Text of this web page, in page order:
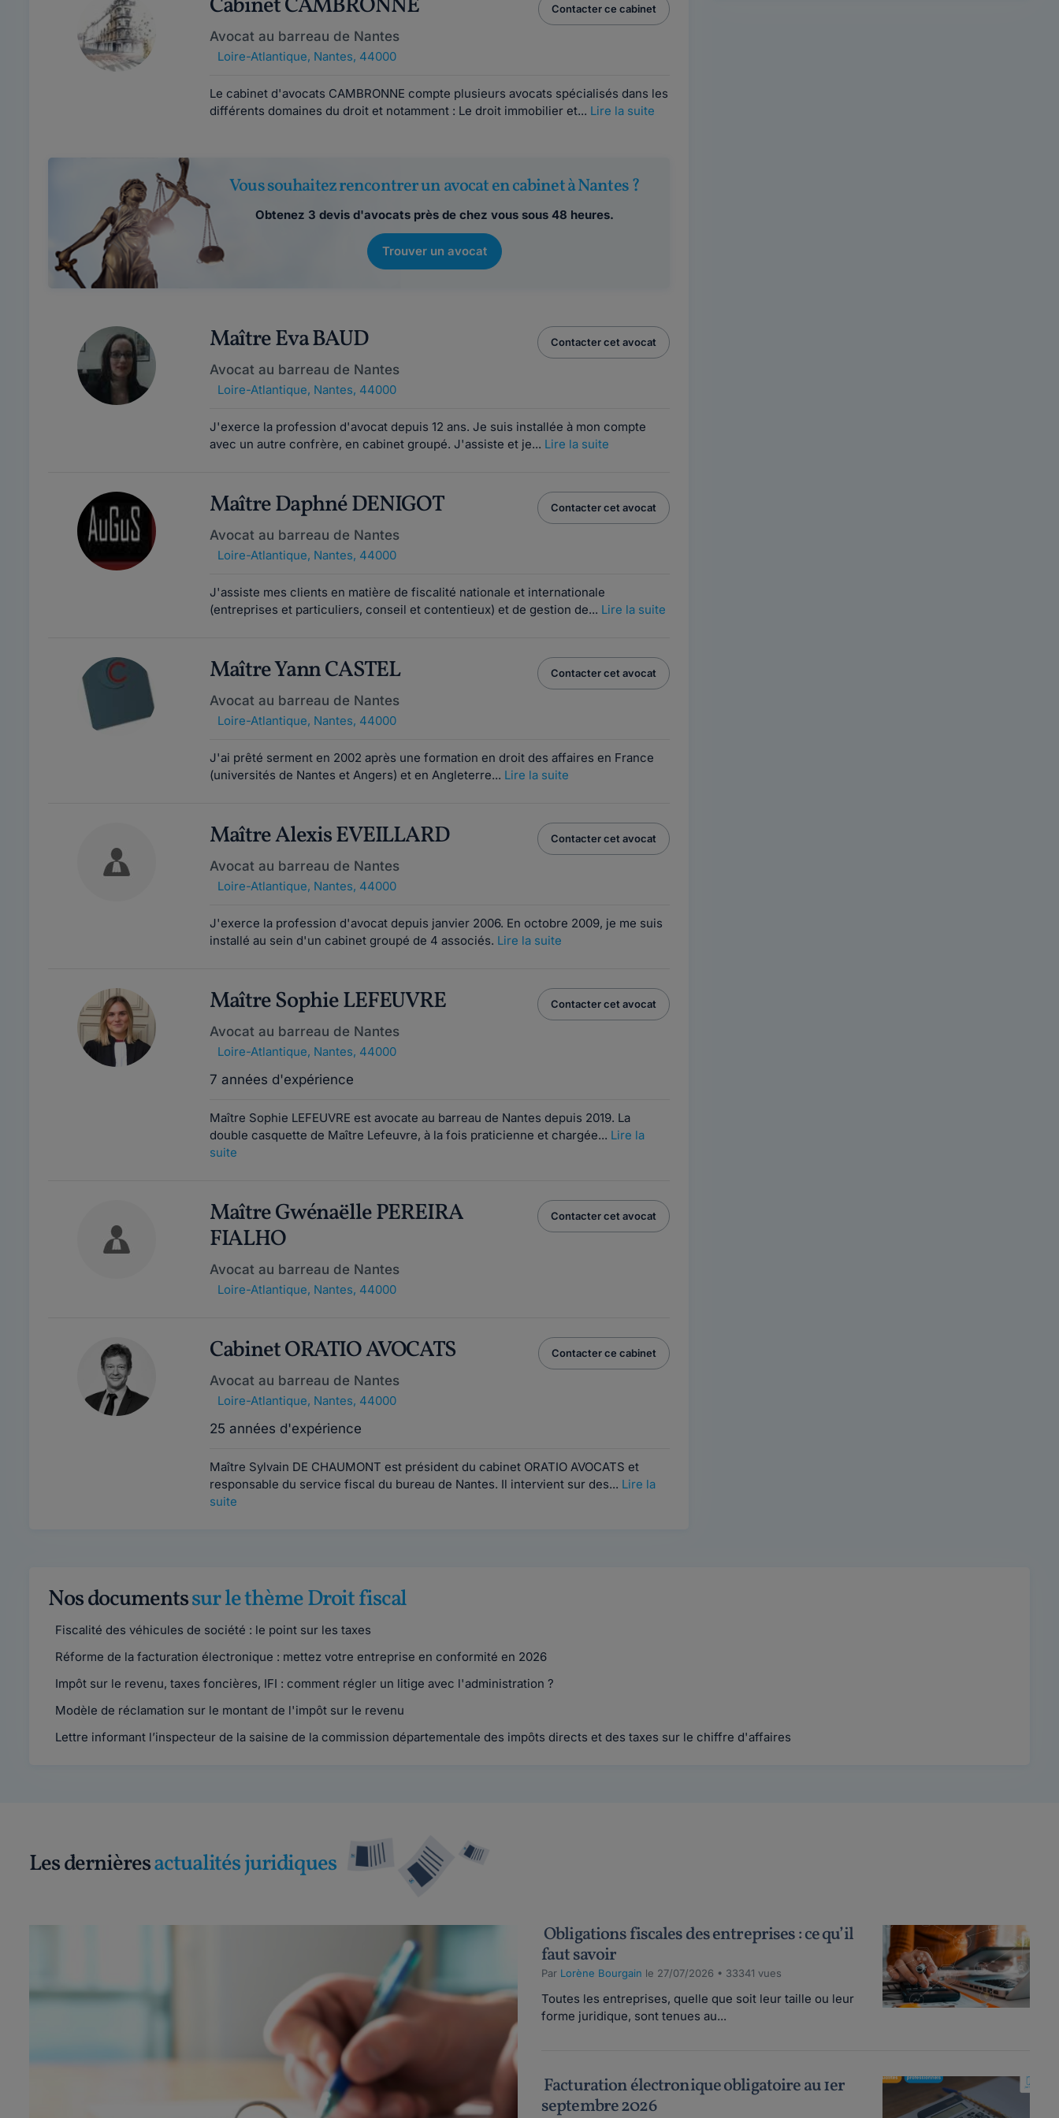
Avocat au barreau de Nantes
Loire-Atlantique, Nantes, 44000
Contacter ce cabinet
Le cabinet d'avocats CAMBRONNE compte plusieurs avocats spécialisés dans les
différents domaines du droit et notamment : Le droit immobilier et... Lire la suite
Vous souhaitez rencontrer un avocat en cabinet à Nantes ?
Obtenez 3 devis d'avocats près de chez vous sous 48 heures.
Trouver un avocat
Maître Eva BAUD
Avocat au barreau de Nantes
Loire-Atlantique, Nantes, 44000
Contacter cet avocat
J'exerce la profession d'avocat depuis 12 ans. Je suis installée à mon compte
avec un autre confrère, en cabinet groupé. J'assiste et je... Lire la suite
Maître Daphné DENIGOT
Avocat au barreau de Nantes
Loire-Atlantique, Nantes, 44000
Contacter cet avocat
J'assiste mes clients en matière de fiscalité nationale et internationale
(entreprises et particuliers, conseil et contentieux) et de gestion de... Lire la suite
Maître Yann CASTEL
Avocat au barreau de Nantes
Loire-Atlantique, Nantes, 44000
Contacter cet avocat
J'ai prêté serment en 2002 après une formation en droit des affaires en France
(universités de Nantes et Angers) et en Angleterre... Lire la suite
Maître Alexis EVEILLARD
Avocat au barreau de Nantes
Loire-Atlantique, Nantes, 44000
Contacter cet avocat
J'exerce la profession d'avocat depuis janvier 2006. En octobre 2009, je me suis
installé au sein d'un cabinet groupé de 4 associés. Lire la suite
Maître Sophie LEFEUVRE
Avocat au barreau de Nantes
Loire-Atlantique, Nantes, 44000
7 années d'expérience
Contacter cet avocat
Maître Sophie LEFEUVRE est avocate au barreau de Nantes depuis 2019. La
double casquette de Maître Lefeuvre, à la fois praticienne et chargée... Lire la
suite
Maître Gwénaëlle PEREIRA
FIALHO
Avocat au barreau de Nantes
Loire-Atlantique, Nantes, 44000
Contacter cet avocat
Cabinet ORATIO AVOCATS
Avocat au barreau de Nantes
Loire-Atlantique, Nantes, 44000
25 années d'expérience
Contacter ce cabinet
Maître Sylvain DE CHAUMONT est président du cabinet ORATIO AVOCATS et
responsable du service fiscal du bureau de Nantes. Il intervient sur des... Lire la
suite
Nos documentssur le thème Droit fiscal
Fiscalité des véhicules de société : le point sur les taxes
Réforme de la facturation électronique : mettez votre entreprise en conformité en 2026
Impôt sur le revenu, taxes foncières, IFI : comment régler un litige avec l'administration ?
Modèle de réclamation sur le montant de l'impôt sur le revenu
Lettre informant l’inspecteur de la saisine de la commission départementale des impôts directs et des taxes sur le chiffre d'affaires
Les dernièresactualités juridiques
Obligations fiscales des entreprises : ce qu’il
faut savoir
Par Lorène Bourgain le 27/07/2026 • 33341 vues
Toutes les entreprises, quelle que soit leur taille ou leur
forme juridique, sont tenues au...
Facturation électronique obligatoire au 1er
septembre 2026